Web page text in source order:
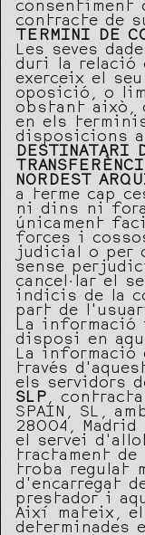
consentiment
contracte de
TERMINI DE
Les seves
duri la relació
exerceix el
oposició, o
obstant això,
en els
disposicions
DESTINATARI
NORDEST
a terme cap
ni dins ni
únicament
forces i
judicial o per
sense
cancel·lar el
indicis de la
part de
La informació
disposi en
La informació
través
els servidors
SLP ,
SPAIN, SL,
28004, Madrid
el servei
tractament de
troba regulat
d’encarregat
prestador i
Així mateix,
determinades